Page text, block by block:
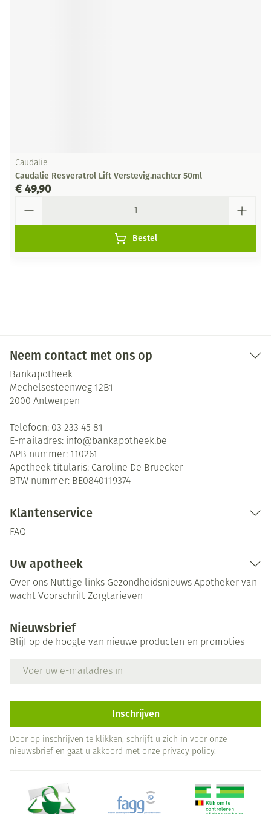
Caudalie
Caudalie Resveratrol Lift Verstevig.nachtcr 50ml
€ 49,90
Bestel
Neem contact met ons op
Bankapotheek
Mechelsesteenweg 12B1
2000 Antwerpen
Telefoon: 03 233 45 81
E-mailadres: info@bankapotheek.be
APB nummer: 110261
Apotheek titularis: Caroline De Bruecker
BTW nummer: BE0840119374
Klantenservice
FAQ
Uw apotheek
Over ons Nuttige links Gezondheidsnieuws Apotheker van
wacht Voorschrift Zorgtarieven
Nieuwsbrief
Blijf op de hoogte van nieuwe producten en promoties
Inschrijven
Door op inschrijven te klikken, schrijft u zich in voor onze
nieuwsbrief en gaat u akkoord met onze privacy policy.